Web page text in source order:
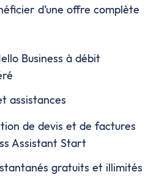
d’une offre complète
Business à débit
assistances
de devis et de factures
Assistant Start
gratuits et illimités